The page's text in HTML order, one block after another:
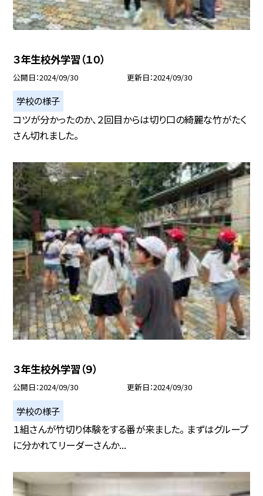
３年生校外学習（１０）
公開日 2024/09/30 更新日 2024/09/30
学校の様子
コツが分かったのか、２回目からは切り口の綺麗な竹がたく
さん切れました。
３年生校外学習（９）
公開日 2024/09/30 更新日 2024/09/30
学校の様子
１組さんが竹切り体験をする番が来ました。 まずはグループ
に分かれてリーダーさんか...